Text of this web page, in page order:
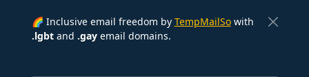
🌈 Inclusive email freedom by TempMailSowith
.lgbtand .gayemail domains.